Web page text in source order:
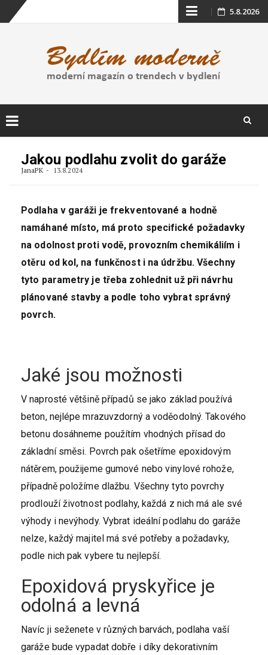
Skip
content
5.8.2026
content
Jakou podlahu zvolit do garáže
JanaPK 13.8.2024
Podlaha v garáži je frekventované a hodně
namáhané místo, má proto specifické požadavky
na odolnost proti vodě, provozním chemikáliím i
otěru od kol, na funkčnost i na údržbu. Všechny
tyto parametry je třeba zohlednit už při návrhu
plánované stavby a podle toho vybrat správný
povrch.
Jaké jsou možnosti
V naprosté většině případů se jako základ používá
beton, nejlépe mrazuvzdorný a voděodolný. Takového
betonu dosáhneme použítím vhodných přísad do
základní směsi. Povrch pak ošetříme epoxidovým
nátěrem, použijeme gumové nebo vinylové rohože,
případně položíme dlažbu. Všechny tyto povrchy
prodlouží životnost podlahy, každá z nich má ale své
výhody i nevýhody. Vybrat ideální podlahu do garáže
nelze, každý majitel má své potřeby a požadavky,
podle nich pak vybere tu nejlepší.
Epoxidová pryskyřice je
odolná a levná
Navíc ji seženete v různých barvách, podlaha vaší
garáže bude vypadat dobře i díky dekorativním